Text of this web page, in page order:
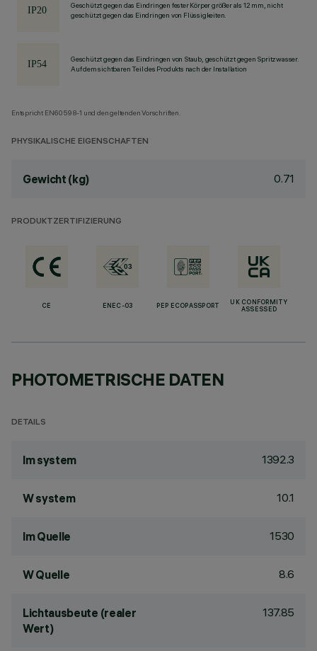
Geschützt gegen das Eindringen fester Körper größer als 12 mm, nicht
geschützt gegen das Eindringen von Flüssigkeiten.
Geschützt gegen das Eindringen von Staub, geschützt gegen Spritzwasser.
Auf dem sichtbaren Teil des Produkts nach der Installation
Entspricht EN60598-1 und den geltenden Vorschriften.
PHYSIKALISCHE EIGENSCHAFTEN
Gewicht (kg) 0.71
PRODUKTZERTIFIZIERUNG
CE ENEC-03 PEP ECOPASSPORT
UK CONFORMITY
ASSESSED
PHOTOMETRISCHE DATEN
DETAILS
lm system 1392.3
W system 10.1
lm Quelle 1530
W Quelle 8.6
Lichtausbeute (realer
Wert)
137.85